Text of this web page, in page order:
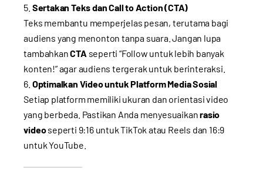
Sertakan Teks dan Call to Action (CTA)
Teks membantu memperjelas pesan, terutama bagi
audiens yang menonton tanpa suara. Jangan lupa
tambahkanCTA seperti “Follow untuk lebih banyak
konten!” agar audiens tergerak untuk berinteraksi.
Optimalkan Video untuk Platform Media Sosial
Setiap platform memiliki ukuran dan orientasi video
yang berbeda. Pastikan Anda menyesuaikanrasio
videoseperti 9:16 untuk TikTok atau Reels dan 16:9
untuk YouTube.